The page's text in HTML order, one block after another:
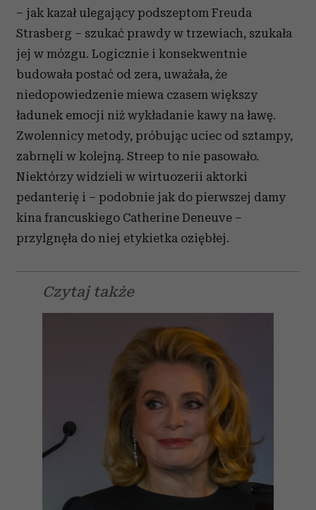
– jak kazał ulegający podszeptom Freuda
Strasberg – szukać prawdy w trzewiach, szukała
jej w mózgu. Logicznie i konsekwentnie
budowała postać od zera, uważała, że
niedopowiedzenie miewa czasem większy
ładunek emocji niż wykładanie kawy na ławę.
Zwolennicy metody, próbując uciec od sztampy,
zabrnęli w kolejną. Streep to nie pasowało.
Niektórzy widzieli w wirtuozerii aktorki
pedanterię i – podobnie jak do pierwszej damy
kina francuskiego Catherine Deneuve –
przylgnęła do niej etykietka oziębłej.
Czytaj także